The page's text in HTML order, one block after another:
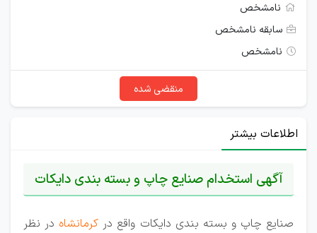
نامشخص
سابقه نامشخص
نامشخص
منقضی شده
اطلاعات بیشتر
آگهی استخدام صنایع چاپ و بسته بندی دایکات
صنایع چاپ و بسته بندی دایکات واقع در کرمانشاه در نظر